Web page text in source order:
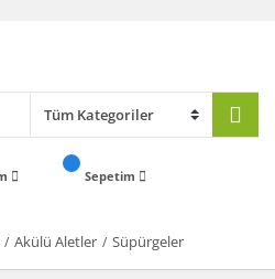
Sepetim
Akülü Aletler Süpürgeler